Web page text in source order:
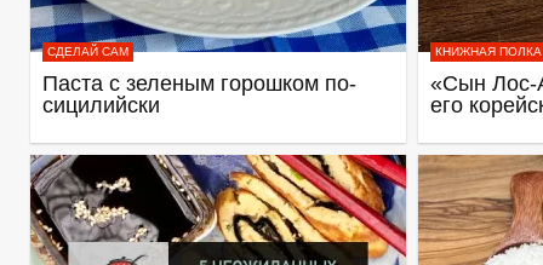
СДЕЛАЙ САМ
Паста с зеленым горошком по-
сицилийски
КНИЖНАЯ ПОЛКА
«Сын Лос-
его